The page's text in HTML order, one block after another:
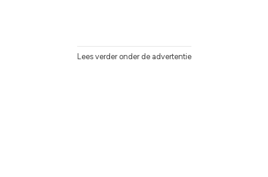
Lees verder onder de advertentie